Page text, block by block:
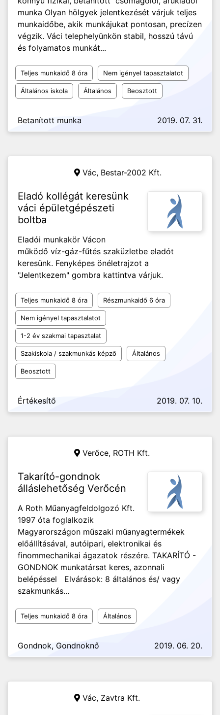
munka Olyan hölgyek jelentkezését várjuk teljes
munkaidőbe, akik munkájukat pontosan, precízen
végzik. Váci telephelyünkön stabil, hosszú távú
és folyamatos munkát...
Teljes munkaidő 8 óra Nem igényel tapasztalatot
Általános iskola Általános Beosztott
Betanított munka 2019. 07. 31.
Vác, Bestar-2002 Kft.
Eladó kollégát keresünk
váci épületgépészeti
boltba
Eladói munkakör Vácon
működő víz-gáz-fűtés szaküzletbe eladót
keresünk. Fenyképes önéletrajzot a
"Jelentkezem" gombra kattintva várjuk.
Teljes munkaidő 8 óra Részmunkaidő 6 óra
Nem igényel tapasztalatot
1-2 év szakmai tapasztalat
Szakiskola / szakmunkás képző Általános
Beosztott
Értékesítő 2019. 07. 10.
Verőce, ROTH Kft.
Takarító-gondnok
álláslehetőség Verőcén
A Roth Műanyagfeldolgozó Kft.
1997 óta foglalkozik
Magyarországon műszaki műanyagtermékek
előállításával, autóipari, elektronikai és
finommechanikai ágazatok részére. TAKARÍTÓ -
GONDNOK munkatársat keres, azonnali
belépéssel Elvárások: 8 általános és/ vagy
szakmunkás...
Teljes munkaidő 8 óra Általános
Gondnok, Gondnoknő 2019. 06. 20.
Vác, Zavtra Kft.